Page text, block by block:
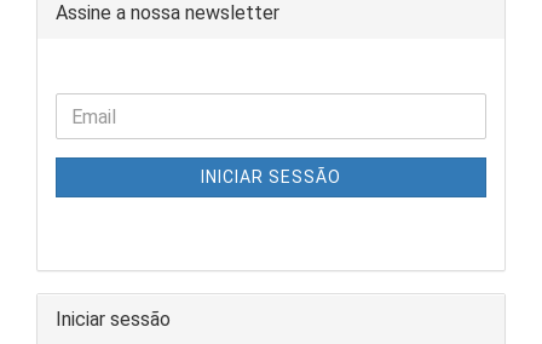
Assine a nossa newsletter
INICIAR SESSÃO
Iniciar sessão